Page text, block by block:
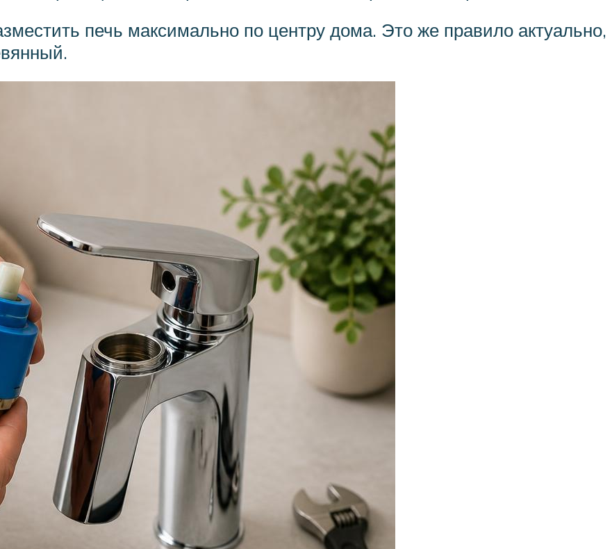
печь максимально по центру дома. Это же правило актуально,